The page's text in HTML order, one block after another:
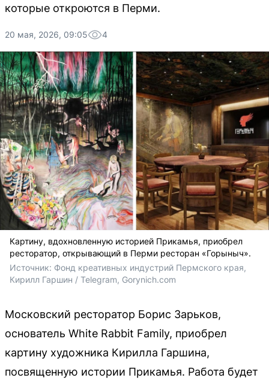
которые откроются в Перми.
20 мая, 2026, 09:05 4
Картину, вдохновленную историей Прикамья, приобрел
ресторатор, открывающий в Перми ресторан «Горыныч».
Источник: Фонд креативных индустрий Пермского края,
Кирилл Гаршин / Telegram, Gorynich.com
Московский ресторатор Борис Зарьков,
основатель White Rabbit Family, приобрел
картину художника Кирилла Гаршина,
посвященную истории Прикамья. Работа будет